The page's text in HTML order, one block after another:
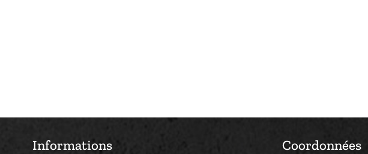
Informations Coordonnées